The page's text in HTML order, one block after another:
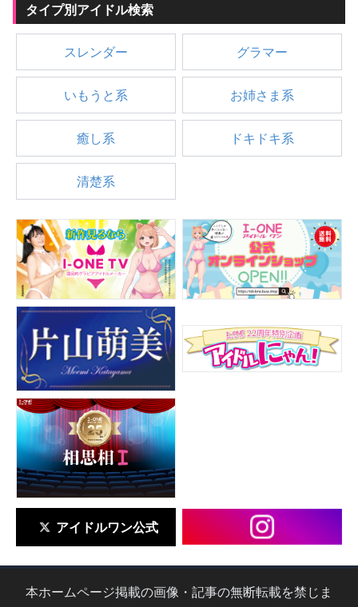
タイプ別アイドル検索
スレンダー グラマー
いもうと系 お姉さま系
癒し系 ドキドキ系
清楚系
アイドルワン公式
本ホームページ掲載の画像・記事の無断転載を禁じま